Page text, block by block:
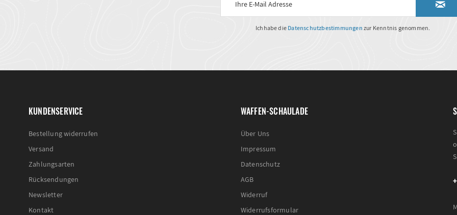
Ich habe die Datenschutzbestimmungen zur Kenntnis genommen.
KUNDENSERVICE
Bestellung widerrufen
Versand
Zahlungsarten
Rücksendungen
Newsletter
Kontakt
WAFFEN-SCHAULADE
Über Uns
Impressum
Datenschutz
AGB
Widerruf
Widerrufsformular